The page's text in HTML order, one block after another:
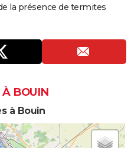
la présence de termites
À BOUIN
à Bouin